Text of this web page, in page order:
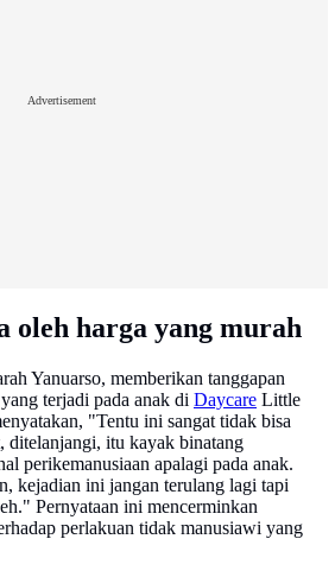
Advertisement
oleh harga yang murah
Yanuarso, memberikan tanggapan
terjadi pada anak di Daycare Little
"Tentu ini sangat tidak bisa
ditelanjangi, itu kayak binatang
perikemanusiaan apalagi pada anak.
kejadian ini jangan terulang lagi tapi
Pernyataan ini mencerminkan
perlakuan tidak manusiawi yang